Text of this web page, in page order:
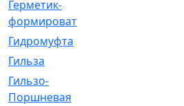
Герметик-
формирователь
Гидромуфта
Гильза
Гильзо-
Поршневая